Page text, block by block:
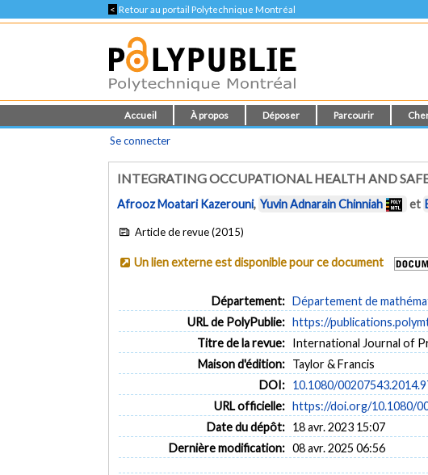
< Retour au portail Polytechnique Montréal
Accueil À propos Déposer Parcourir
Se connecter
INTEGRATING OCCUPATIONAL HEALTH AND
Afrooz Moatari Kazerouni, Yuvin Adnarain Chinniah et
Article de revue (2015)
Un lien externe est disponible pour ce document
Département: Département de
URL de PolyPublie: https://
Titre de la revue: International Journal of
Maison d'édition: Taylor & Francis
DOI: 10.1080/
URL officielle: https://doi.org/10.1080/
Date du dépôt: 18 avr. 2023 15:07
Dernière modification: 08 avr. 2025 06:56